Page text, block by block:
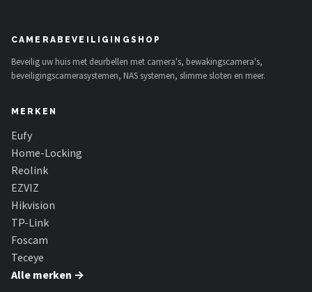
CAMERABEVEILIGINGSHOP
Beveilig uw huis met deurbellen met camera's, bewakingscamera's,
beveiligingscamerasystemen, NAS systemen, slimme sloten en meer.
MERKEN
Eufy
Home-Locking
Reolink
EZVIZ
Hikvision
TP-Link
Foscam
Teceye
Alle merken →